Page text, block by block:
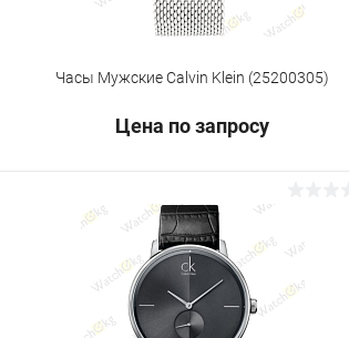
Часы Мужские Calvin Klein (25200305)
Цена по запросу
Запросить цену
Купить в 1 клик Сравнение
Под заказ